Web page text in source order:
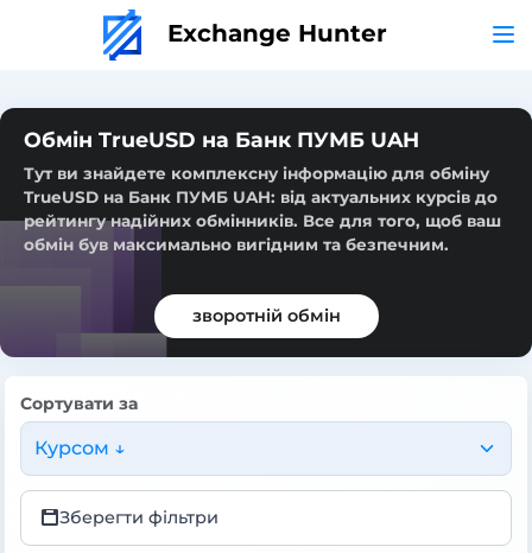
Exchange Hunter
Обмін TrueUSD на Банк ПУМБ UAH
Тут ви знайдете комплексну інформацію для обміну
TrueUSD на Банк ПУМБ UAH: від актуальних курсів до
рейтингу надійних обмінників. Все для того, щоб ваш
обмін був максимально вигідним та безпечним.
зворотній обмін
Сортувати за
Курсом ↓
Зберегти фільтри